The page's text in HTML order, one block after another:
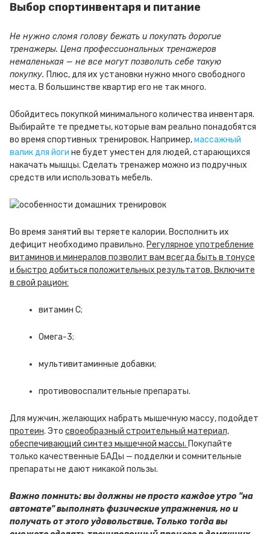
Выбор спортинвентаря и питание
Не нужно сломя голову бежать и покупать дорогие
тренажеры. Цена профессиональных тренажеров
немаленькая — не все могут позволить себе такую
покупку. Плюс, для их установки нужно много свободного
места. В большинстве квартир его не так много.
Обойдитесь покупкой минимального количества инвентаря.
Выбирайте те предметы, которые вам реально понадобятся
во время спортивных тренировок. Например,массажный
валик для йоги не будет уместен для людей, старающихся
накачать мышцы. Сделать тренажер можно из подручных
средств или использовать мебель.
Во время занятий вы теряете калории. Восполнить их
дефицит необходимо правильно. Регулярное употребление
витаминов и минералов позволит вам всегда быть в тонусе
и быстро добиться положительных результатов. Включите
в свой рацион:
витамин С;
Омега-3;
мультивитаминные добавки;
противовоспалительные препараты.
Для мужчин, желающих набрать мышечную массу, подойдет
протеин. Это своеобразный строительный материал,
обеспечивающий синтез мышечной массы. Покупайте
только качественные БАДы — подделки и сомнительные
препараты не дают никакой пользы.
Важно помнить: вы должны не просто каждое утро "на
автомате" выполнять физические упражнения, но и
получать от этого удовольствие. Только тогда вы